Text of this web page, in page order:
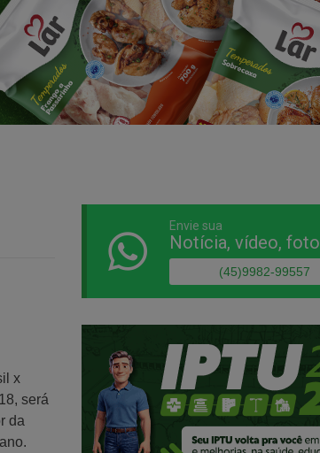
x
será
da
Envie sua
Notícia, vídeo, foto
(45)9982-99557